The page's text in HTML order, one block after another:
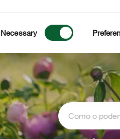
Selection
Necessary